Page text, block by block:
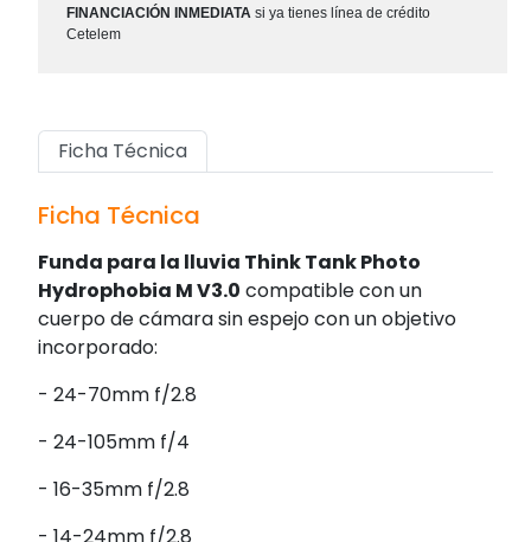
FINANCIACIÓN INMEDIATA si ya tienes línea de crédito
Cetelem
Ficha Técnica
Ficha Técnica
Funda para la lluvia Think Tank Photo
Hydrophobia M V3.0 compatible con un
cuerpo de cámara sin espejo con un objetivo
incorporado:
- 24-70mm f/2.8
- 24-105mm f/4
- 16-35mm f/2.8
- 14-24mm f/2.8